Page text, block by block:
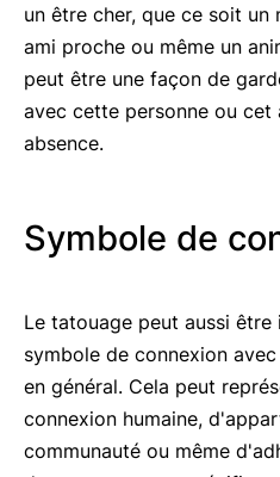
un être cher, que ce soit un
ami proche ou même un
peut être une façon de
avec cette personne ou cet
absence.
Symbole de
Le tatouage peut aussi
symbole de connexion
en général. Cela peut
connexion humaine,
communauté ou même